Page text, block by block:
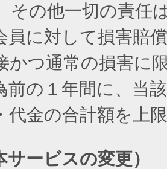
その他一切の責任
に対して損害賠
かつ通常の損害に
前の１年間に、当
代金の合計額を上
ービスの変更）